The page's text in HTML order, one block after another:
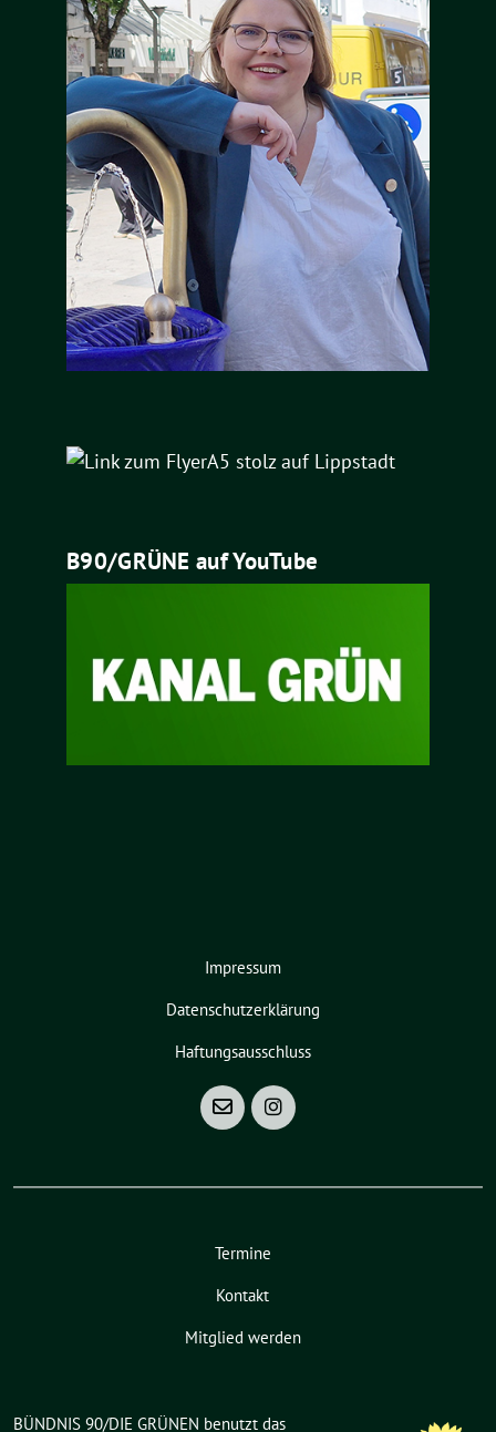
B90/GRÜNE auf YouTube
Impressum
Datenschutzerklärung
Haftungsausschluss
Termine
Kontakt
Mitglied werden
BÜNDNIS 90/DIE GRÜNEN benutzt das